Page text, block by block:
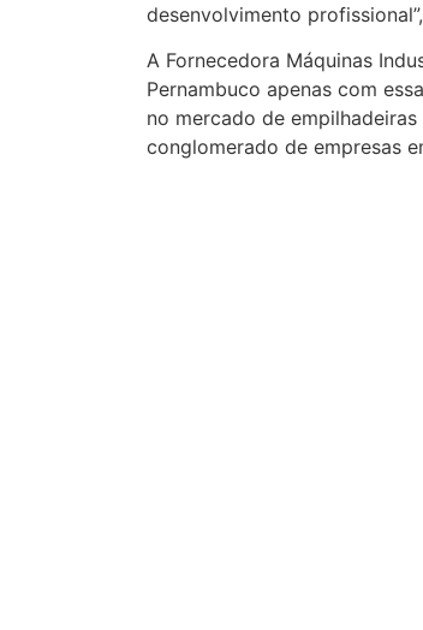
desenvolvimento
A Fornecedora Máquinas
Pernambuco apenas com
no mercado de
conglomerado de empresas